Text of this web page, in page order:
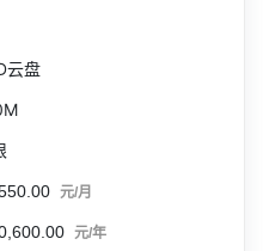
云盘
元/月
元/年